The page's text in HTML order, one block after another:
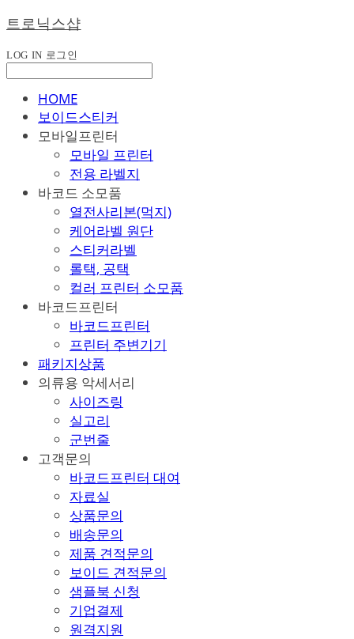
트로닉스샵
LOG IN 로그인
HOME
보이드스티커
모바일프린터
모바일 프린터
전용 라벨지
바코드 소모품
열전사리본(먹지)
케어라벨 원단
스티커라벨
롤택, 공택
컬러 프린터 소모품
바코드프린터
바코드프린터
프린터 주변기기
패키지상품
의류용 악세서리
사이즈링
실고리
군번줄
고객문의
바코드프린터 대여
자료실
상품문의
배송문의
제품 견적문의
보이드 견적문의
샘플북 신청
기업결제
원격지원